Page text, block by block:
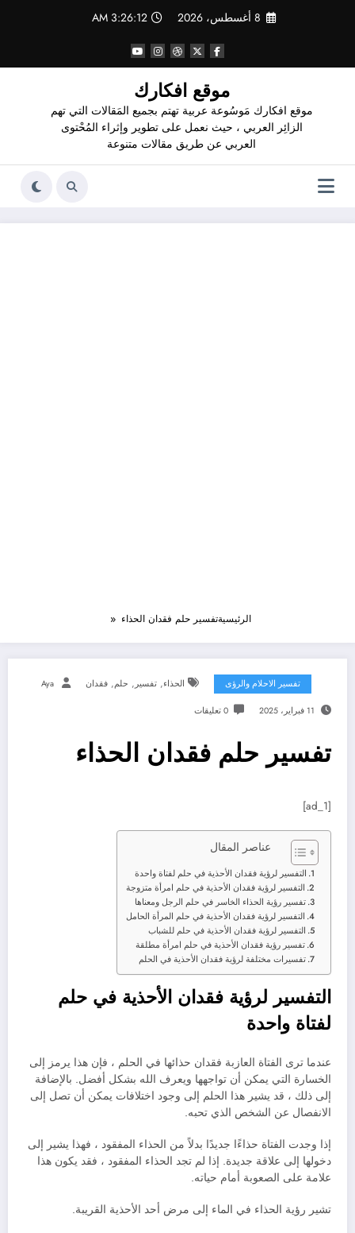
8 أغسطس، 2026 3:26:13 AM
موقع افكارك
موقع افكارك مَوسُوعة عربية تهتم بجميع المَقالات التي تهم
الزائِر العربي ، حيث نعمل على تطوير وإثراء المُحْتوى
العربي عن طريق مقالات متنوعة
الرئيسيةتفسير حلم فقدان الحذاء
تفسير الاحلام والرؤى الحذاء, تفسير , حلم, فقدان Aya
11 فبراير، 2025 0 تعليقات
تفسير حلم فقدان الحذاء
[ad_1]
عناصر المقال
التفسير لرؤية فقدان الأحذية في حلم لفتاة واحدة
التفسير لرؤية فقدان الأحذية في حلم امرأة متزوجة
تفسير رؤية الحذاء الخاسر في حلم الرجل ومعناها
التفسير لرؤية فقدان الأحذية في حلم المرأة الحامل
التفسير لرؤية فقدان الأحذية في حلم للشباب
تفسير رؤية فقدان الأحذية في حلم امرأة مطلقة
تفسيرات مختلفة لرؤية فقدان الأحذية في الحلم
التفسير لرؤية فقدان الأحذية في حلم
لفتاة واحدة
عندما ترى الفتاة العازبة فقدان حذائها في الحلم ، فإن هذا يرمز إلى
الخسارة التي يمكن أن تواجهها ويعرف الله بشكل أفضل. بالإضافة
إلى ذلك ، قد يشير هذا الحلم إلى وجود اختلافات يمكن أن تصل إلى
الانفصال عن الشخص الذي تحبه.
إذا وجدت الفتاة حذاءًا جديدًا بدلاً من الحذاء المفقود ، فهذا يشير إلى
دخولها إلى علاقة جديدة. إذا لم تجد الحذاء المفقود ، فقد يكون هذا
علامة على الصعوبة أمام حياته.
تشير رؤية الحذاء في الماء إلى مرض أحد الأحذية القريبة.